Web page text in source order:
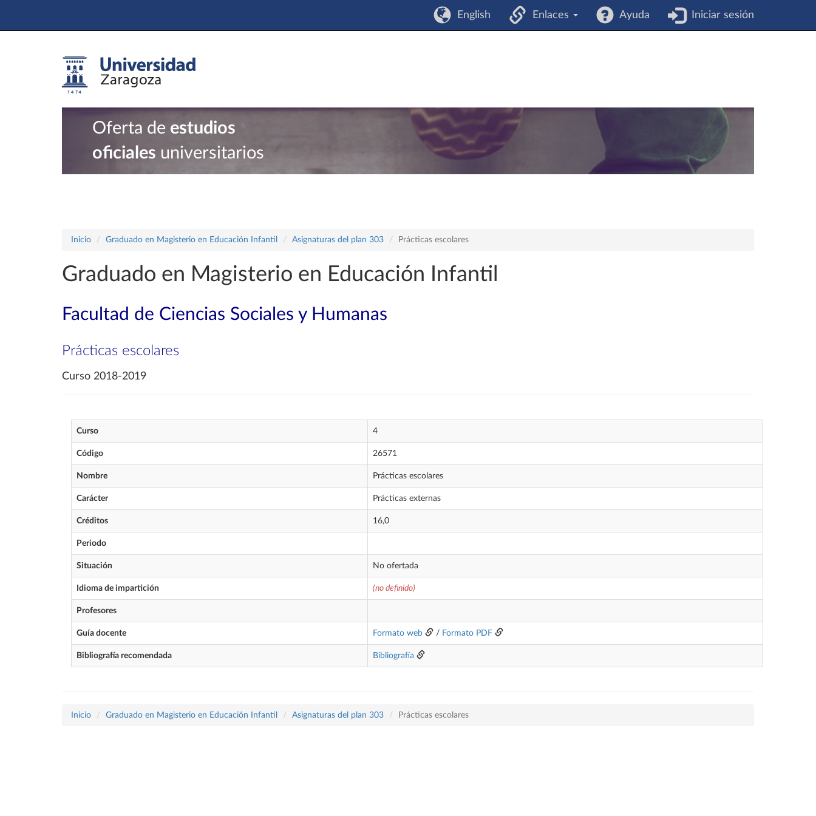
English Enlaces Ayuda Iniciar sesión
Oferta de estudios
oficiales universitarios
Inicio Graduado en Magisterio en Educación Infantil Asignaturas del plan 303 Prácticas escolares
Graduado en Magisterio en Educación Infantil
Facultad de Ciencias Sociales y Humanas
Prácticas escolares
Curso 2018-2019
Curso 4
Código 26571
Nombre Prácticas escolares
Carácter Prácticas externas
Créditos 16,0
Periodo
Situación No ofertada
Idioma de impartición (no definido)
Profesores
Guía docente Formato web / Formato PDF
Bibliografía recomendada Bibliografía
Inicio Graduado en Magisterio en Educación Infantil Asignaturas del plan 303 Prácticas escolares